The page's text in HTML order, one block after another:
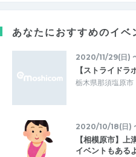
あなたにおすすめのイベ
2020/11/29(日)
【ストライドラ
栃木県那須塩原市
2020/10/18(日)
【相模原市】
イベントもある